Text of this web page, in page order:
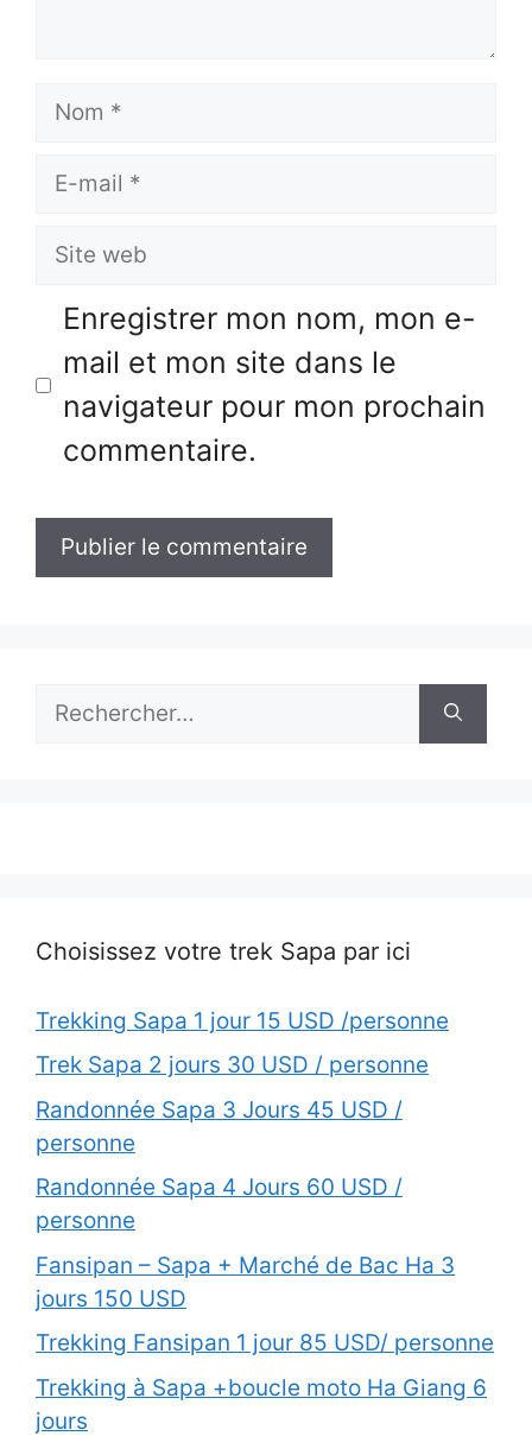
Nom
E-
Site
Enregistrer mon nom, mon e-
mail et mon site dans le
navigateur pour mon prochain
commentaire.
Rechercher :
Choisissez votre trek Sapa par ici
Trekking Sapa 1 jour 15 USD /personne
Trek Sapa 2 jours 30 USD / personne
Randonnée Sapa 3 Jours 45 USD /
personne
Randonnée Sapa 4 Jours 60 USD /
personne
Fansipan – Sapa + Marché de Bac Ha 3
jours 150 USD
Trekking Fansipan 1 jour 85 USD/ personne
Trekking à Sapa +boucle moto Ha Giang 6
jours